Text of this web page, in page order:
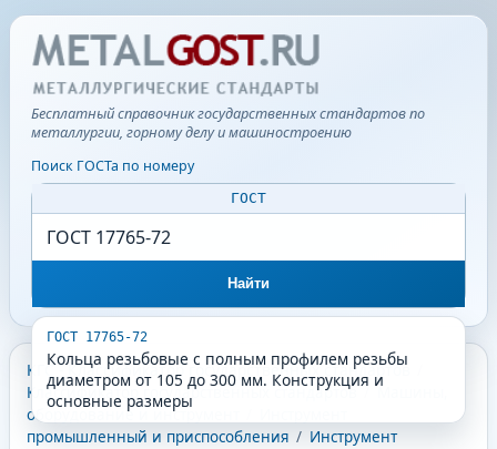
Бесплатный справочник государственных стандартов по
металлургии, горному делу и машиностроению
Поиск ГОСТа по номеру
ГОСТ
Найти
ГОСТ 17765-72
Кольца резьбовые с полным профилем резьбы
диаметром от 105 до 300 мм. Конструкция и
основные размеры
КГС - Классификатор государственных стандартов
Классификатор государственных стандартов
/ Машины,
оборудование и инструмент
промышленный и приспособления / Инструмент